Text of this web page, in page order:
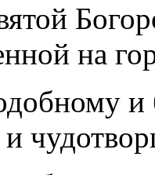
на